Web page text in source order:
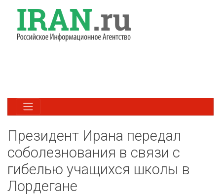
Президент Ирана передал
соболезнования в связи с
гибелью учащихся школы в
Лордегане